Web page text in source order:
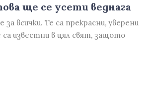
ще се усети веднага
за всички. Те са прекрасни, уверени
са известни в цял свят, защото